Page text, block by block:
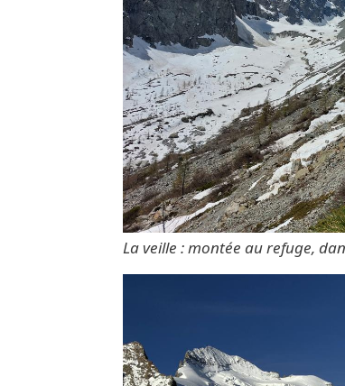
La veille : montée au refuge,